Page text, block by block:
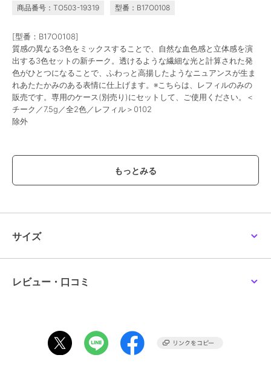
商品番号：TO503-19319 型番：B17O0108
[型番：B17O0108]
質感の異なる3色をミックスすることで、自然な血色感と立体感を演
出する3色セットの新チーク。透けるような繊細な光と計算された発
色がひとつになることで、ふわっと高揚したようなニュアンスが生ま
れあたたかみのある表情に仕上げます。※こちらは、レフィルのみの
販売です。専用のケース(別売り)にセットして、ご使用ください。＜
チーク／7.5g／全2色／レフィル＞0102
除外
ンライン
商品カテゴリ
すべてのチーク ／チーク
カラー
商品のお取り扱い方法
すべてのチーク
サイズ
レビュー・口コミ